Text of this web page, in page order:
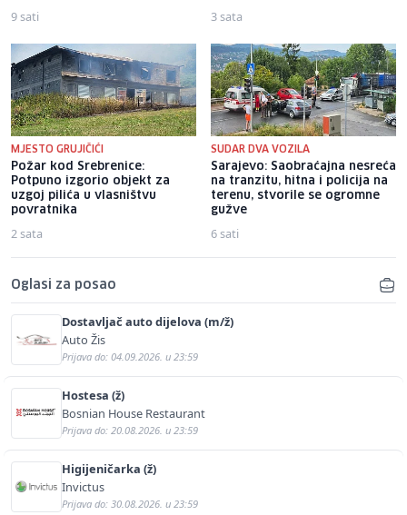
9 sati 3 sata
MJESTO GRUJIČIĆI
Požar kod Srebrenice:
Potpuno izgorio objekt za
uzgoj pilića u vlasništvu
povratnika
2 sata
SUDAR DVA VOZILA
Sarajevo: Saobraćajna nesreća
na tranzitu, hitna i policija na
terenu, stvorile se ogromne
gužve
6 sati
Oglasi za posao
Dostavljač auto dijelova (m/ž)
Auto Žis
Prijava do: 04.09.2026. u 23:59
Hostesa (ž)
Bosnian House Restaurant
Prijava do: 20.08.2026. u 23:59
Higijeničarka (ž)
Invictus
Prijava do: 30.08.2026. u 23:59